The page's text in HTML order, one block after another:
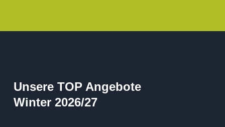
Unsere TOP Angebote
Winter 2026/27